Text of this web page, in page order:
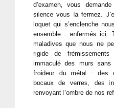
d’examen, vous
silence vous la fermez.
loquet qui s’enclenche
ensemble : enfermés ici.
maladives que nous ne
rigide de
immaculé des murs
froideur du métal : des
bocaux de verres, des
renvoyant l’ombre de nos